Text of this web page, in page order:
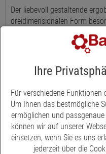
Der liebevoll gestaltende
dreidimensionalen Form
Gestaltung von ergobag
Sportbeutel, welche mit
ermöglichen diesen tollen
auswechselbar sind.
Ihre
Für verschiedene Funktionen
Um Ihnen das bestmögliche
ermöglichen und
können wir auf unserer
einsetzen, wenn Sie es uns
jederzeit über die